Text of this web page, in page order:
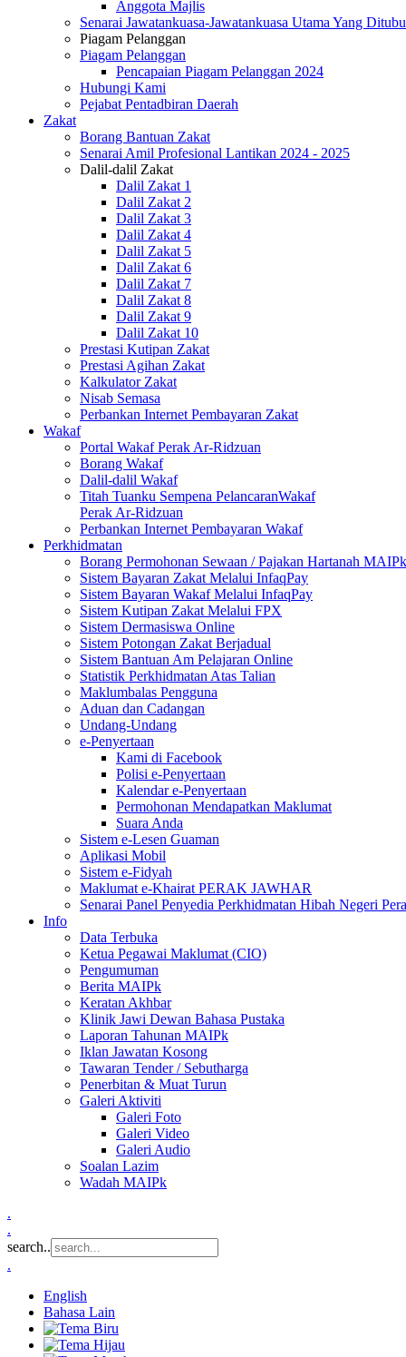
Anggota Majlis
Senarai Jawatankuasa-Jawatankuasa Utama Yang
Piagam Pelanggan
Piagam Pelanggan
Pencapaian Piagam Pelanggan 2024
Hubungi Kami
Pejabat Pentadbiran Daerah
Zakat
Borang Bantuan Zakat
Senarai Amil Profesional Lantikan 2024 - 2025
Dalil-dalil Zakat
Dalil Zakat 1
Dalil Zakat 2
Dalil Zakat 3
Dalil Zakat 4
Dalil Zakat 5
Dalil Zakat 6
Dalil Zakat 7
Dalil Zakat 8
Dalil Zakat 9
Dalil Zakat 10
Prestasi Kutipan Zakat
Prestasi Agihan Zakat
Kalkulator Zakat
Nisab Semasa
Perbankan Internet Pembayaran Zakat
Wakaf
Portal Wakaf Perak Ar-Ridzuan
Borang Wakaf
Dalil-dalil Wakaf
Titah Tuanku Sempena PelancaranWakaf
Perak Ar-Ridzuan
Perbankan Internet Pembayaran Wakaf
Perkhidmatan
Borang Permohonan Sewaan / Pajakan Hartanah MAIPk
Sistem Bayaran Zakat Melalui InfaqPay
Sistem Bayaran Wakaf Melalui InfaqPay
Sistem Kutipan Zakat Melalui FPX
Sistem Dermasiswa Online
Sistem Potongan Zakat Berjadual
Sistem Bantuan Am Pelajaran Online
Statistik Perkhidmatan Atas Talian
Maklumbalas Pengguna
Aduan dan Cadangan
Undang-Undang
e-Penyertaan
Kami di Facebook
Polisi e-Penyertaan
Kalendar e-Penyertaan
Permohonan Mendapatkan Maklumat
Suara Anda
Sistem e-Lesen Guaman
Aplikasi Mobil
Sistem e-Fidyah
Maklumat e-Khairat PERAK JAWHAR
Senarai Panel Penyedia Perkhidmatan Hibah Negeri
Info
Data Terbuka
Ketua Pegawai Maklumat (CIO)
Pengumuman
Berita MAIPk
Keratan Akhbar
Klinik Jawi Dewan Bahasa Pustaka
Laporan Tahunan MAIPk
Iklan Jawatan Kosong
Tawaran Tender / Sebutharga
Penerbitan & Muat Turun
Galeri Aktiviti
Galeri Foto
Galeri Video
Galeri Audio
Soalan Lazim
Wadah MAIPk
.
.
search..
.
English
Bahasa Lain